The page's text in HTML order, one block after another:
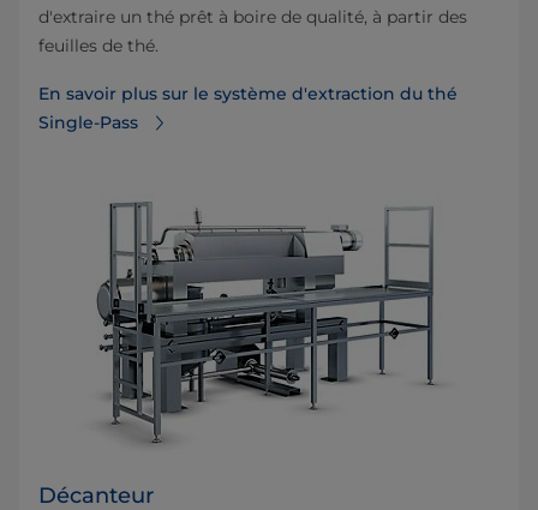
d'extraire un thé prêt à boire de qualité, à partir des
feuilles de thé.
En savoir plus sur le système d'extraction du thé
Single-Pass
Décanteur